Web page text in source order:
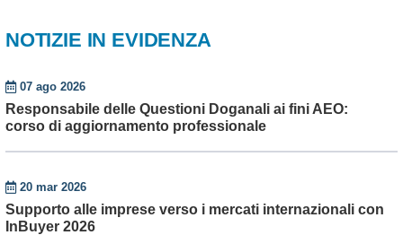
NOTIZIE IN EVIDENZA
07 ago 2026
Responsabile delle Questioni Doganali ai fini AEO:
corso di aggiornamento professionale
20 mar 2026
Supporto alle imprese verso i mercati internazionali con
InBuyer 2026